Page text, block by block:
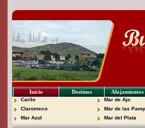
Inicio Destinos Alojamientos
Carilo
Claromeco
Mar Azul
Mar de Ajo
Mar de las
Mar del Plata